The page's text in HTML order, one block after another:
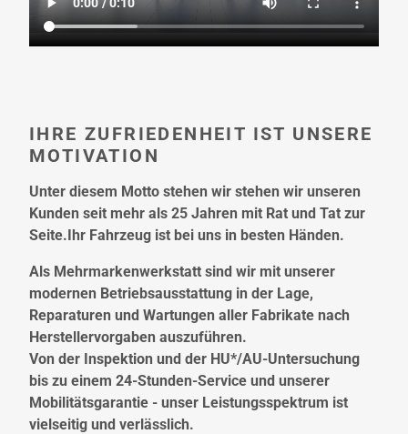
IHRE ZUFRIEDENHEIT IST UNSERE
MOTIVATION
Unter diesem Motto stehen wir stehen wir unseren
Kunden seit mehr als 25 Jahren mit Rat und Tat zur
Seite.Ihr Fahrzeug ist bei uns in besten Händen.
Als Mehrmarkenwerkstatt sind wir mit unserer
modernen Betriebsausstattung in der Lage,
Reparaturen und Wartungen aller Fabrikate nach
Herstellervorgaben auszuführen.
Von der Inspektion und der HU*/AU-Untersuchung
bis zu einem 24-Stunden-Service und unserer
Mobilitätsgarantie - unser Leistungsspektrum ist
vielseitig und verlässlich.